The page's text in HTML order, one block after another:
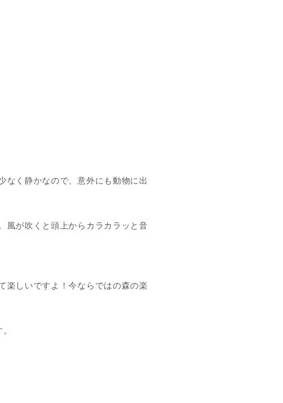
なく静かなので、意外にも動物に出
風が吹くと頭上からカラカラッと音
楽しいですよ！今ならではの森の楽